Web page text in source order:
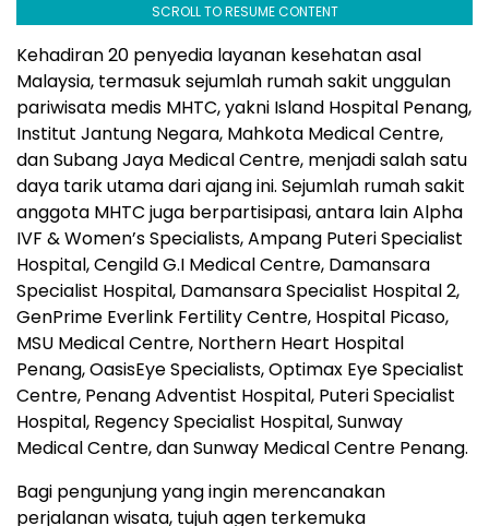
SCROLL TO RESUME CONTENT
Kehadiran 20 penyedia layanan kesehatan asal
Malaysia, termasuk sejumlah rumah sakit unggulan
pariwisata medis MHTC, yakni Island Hospital Penang,
Institut Jantung Negara, Mahkota Medical Centre,
dan Subang Jaya Medical Centre, menjadi salah satu
daya tarik utama dari ajang ini. Sejumlah rumah sakit
anggota MHTC juga berpartisipasi, antara lain Alpha
IVF & Women’s Specialists, Ampang Puteri Specialist
Hospital, Cengild G.I Medical Centre, Damansara
Specialist Hospital, Damansara Specialist Hospital 2,
GenPrime Everlink Fertility Centre, Hospital Picaso,
MSU Medical Centre, Northern Heart Hospital
Penang, OasisEye Specialists, Optimax Eye Specialist
Centre, Penang Adventist Hospital, Puteri Specialist
Hospital, Regency Specialist Hospital, Sunway
Medical Centre, dan Sunway Medical Centre Penang.
Bagi pengunjung yang ingin merencanakan
perjalanan wisata, tujuh agen terkemuka